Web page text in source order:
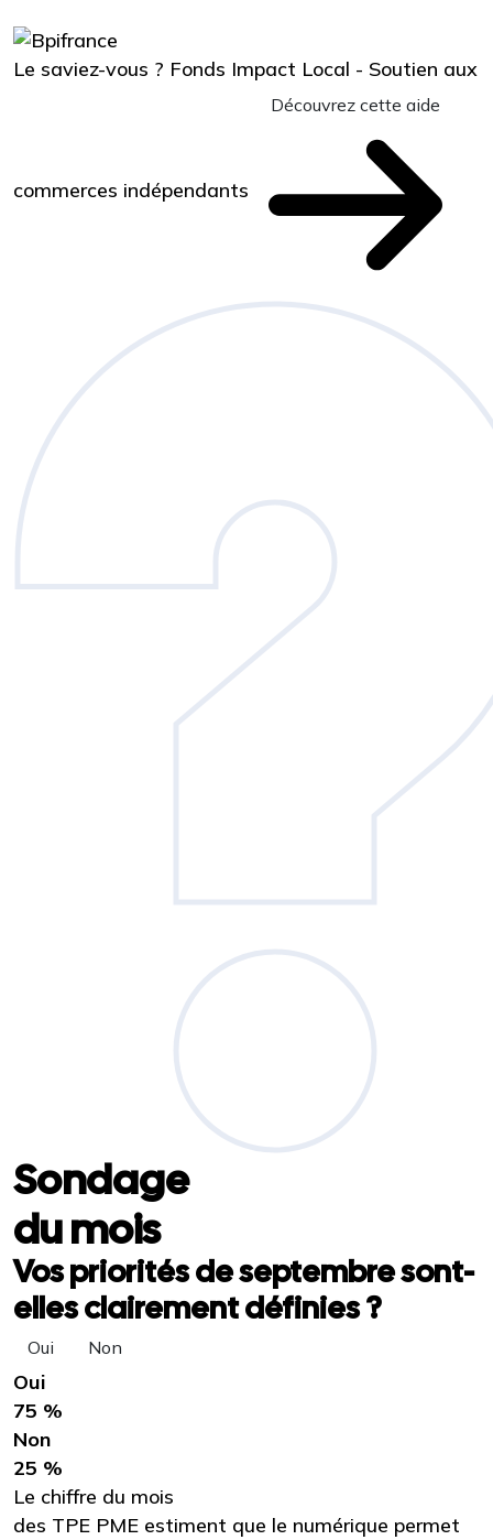
Le saviez-vous ? Fonds Impact Local - Soutien aux
commerces indépendants
Découvrez cette aide
Sondage
du mois
Vos priorités de septembre sont-
elles clairement définies ?
Oui Non
Oui
75 %
Non
25 %
Le chiffre du mois
des TPE PME estiment que le numérique permet